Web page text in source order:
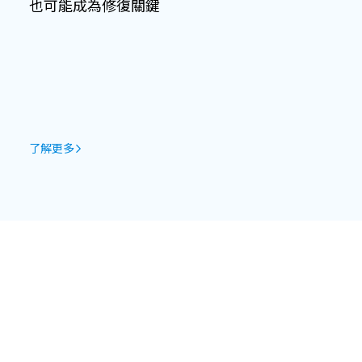
也可能成為修復關鍵
了解更多